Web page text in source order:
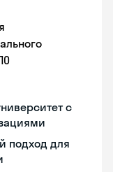
с
подход для